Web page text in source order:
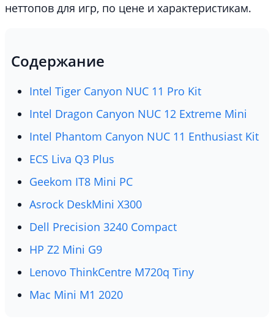
неттопов для игр, по цене и характеристикам.
Содержание
Intel Tiger Canyon NUC 11 Pro Kit
Intel Dragon Canyon NUC 12 Extreme Mini
Intel Phantom Canyon NUC 11 Enthusiast Kit
ECS Liva Q3 Plus
Geekom IT8 Mini PC
Asrock DeskMini X300
Dell Precision 3240 Compact
HP Z2 Mini G9
Lenovo ThinkCentre M720q Tiny
Mac Mini M1 2020